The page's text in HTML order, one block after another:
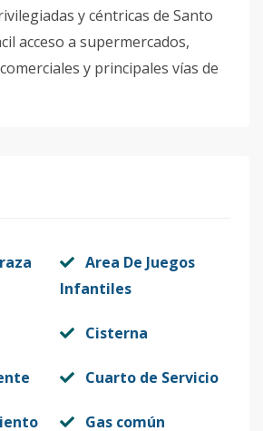
y céntricas de Santo
acceso a supermercados,
y principales vías de
Area De Juegos
Infantiles
Cisterna
Cuarto de Servicio
Gas común